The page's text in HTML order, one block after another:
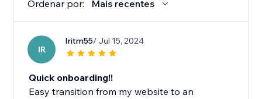
Ordenar por: Mais recentes
IR
Iritm55/ Jul 15, 2024
Quick onboarding!!
Easy transition from my website to an